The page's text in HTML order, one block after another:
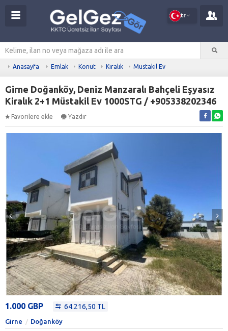
tr
Anasayfa Emlak Konut Kiralık Müstakil Ev
Girne Doğanköy, Deniz Manzaralı Bahçeli Eşyasız
Kiralık 2+1 Müstakil Ev 1000STG / +905338202346
Favorilere ekle Yazdır
1.000 GBP 64.216,50 TL
Girne Doğanköy